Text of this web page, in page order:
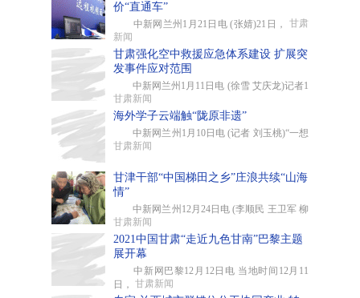
价“直通车”
中新网兰州1月21日电 (张婧)21日， 甘肃
新闻
甘肃强化空中救援应急体系建设 扩展突
发事件应对范围
中新网兰州1月11日电 (徐雪 艾庆龙)记者1
甘肃新闻
海外学子云端触“陇原非遗”
中新网兰州1月10日电 (记者 刘玉桃)“一想
甘肃新闻
甘津干部“中国梯田之乡”庄浪共续“山海
情”
中新网兰州12月24日电 (李顺民 王卫军 柳
甘肃新闻
2021中国甘肃“走近九色甘南”巴黎主题
展开幕
中新网巴黎12月12日电 当地时间12月11
日， 甘肃新闻